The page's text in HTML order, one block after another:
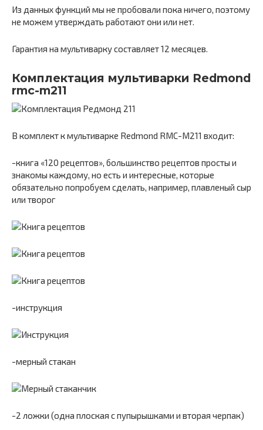
Из данных функций мы не пробовали пока ничего, поэтому
не можем утверждать работают они или нет.
Гарантия на мультиварку составляет 12 месяцев.
Комплектация мультиварки Redmond
rmc-m211
В комплект к мультиварке Redmond RMC-M211 входит:
-книга «120 рецептов», большинство рецептов просты и
знакомы каждому, но есть и интересные, которые
обязательно попробуем сделать, например, плавленый сыр
или творог
-инструкция
-мерный стакан
-2 ложки (одна плоская с пупырышками и вторая черпак)